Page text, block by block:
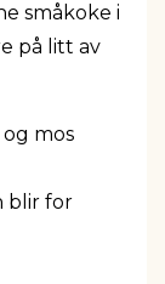
småkoke i
på litt av
mos
blir for